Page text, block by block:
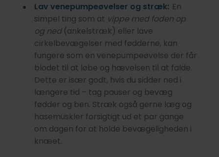
Lav venepumpeøvelser og stræk: En
simpel ting som at vippe med foden op
og ned(ankelstræk) eller lave
cirkelbevægelser med fødderne, kan
fungere som en venepumpeøvelse der får
blodet til at løbe og hævelsen til at falde.
Dette er især godt, hvis du sidder ned i
længere tid – tag pauser og bevæg
fødder og ben. Stræk også gerne læg og
hasemuskler forsigtigt ud et par gange
om dagen for at holde bevægeligheden i
knæet.